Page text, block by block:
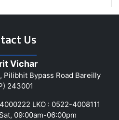
Us
Vichar
Pilibhit Bypass Road Bareilly
243001
LKO : 0522-4008111
09:00am-06:00pm